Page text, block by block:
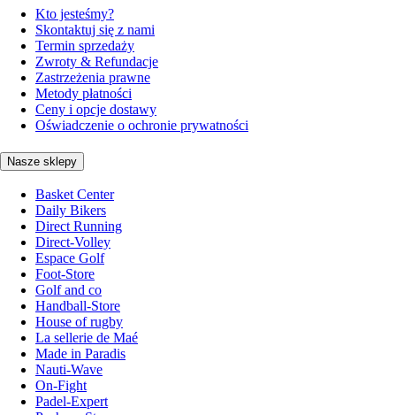
Kto jesteśmy?
Skontaktuj się z nami
Termin sprzedaży
Zwroty & Refundacje
Zastrzeżenia prawne
Metody płatności
Ceny i opcje dostawy
Oświadczenie o ochronie prywatności
Nasze sklepy
Basket Center
Daily Bikers
Direct Running
Direct-Volley
Espace Golf
Foot-Store
Golf and co
Handball-Store
House of rugby
La sellerie de Maé
Made in Paradis
Nauti-Wave
On-Fight
Padel-Expert